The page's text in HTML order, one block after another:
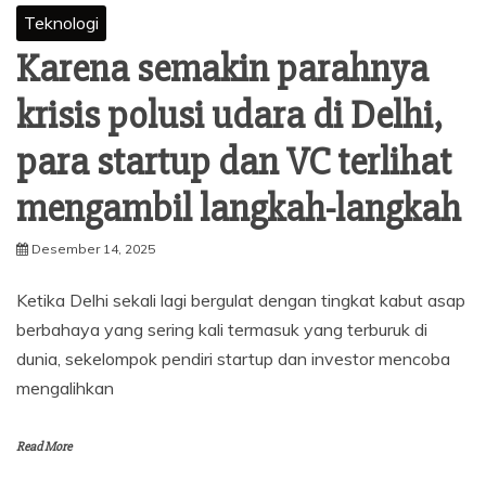
Teknologi
Karena semakin parahnya
krisis polusi udara di Delhi,
para startup dan VC terlihat
mengambil langkah-langkah
Desember 14, 2025
Ketika Delhi sekali lagi bergulat dengan tingkat kabut asap
berbahaya yang sering kali termasuk yang terburuk di
dunia, sekelompok pendiri startup dan investor mencoba
mengalihkan
Read More